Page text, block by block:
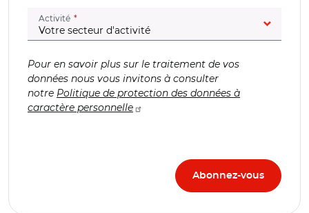
Activité (champ obligatoire)
Pour en savoir plus sur le traitement de vos
données nous vous invitons à consulter
notre Politique de protection des données à
caractère personnelle